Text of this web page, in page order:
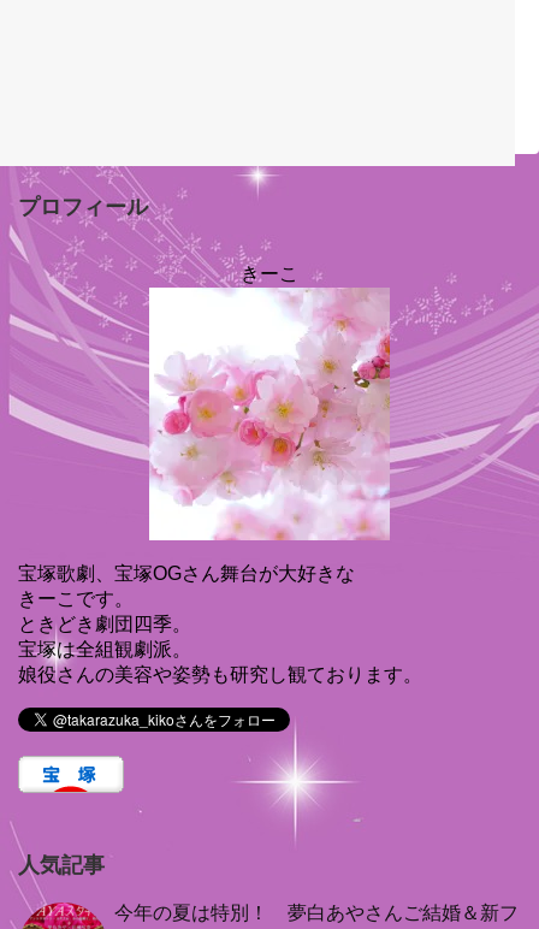
プロフィール
きーこ
宝塚歌劇、宝塚OGさん舞台が大好きな
きーこです。
ときどき劇団四季。
宝塚は全組観劇派。
娘役さんの美容や姿勢も研究し観ております。
人気記事
今年の夏は特別！ 夢白あやさんご結婚＆新フ